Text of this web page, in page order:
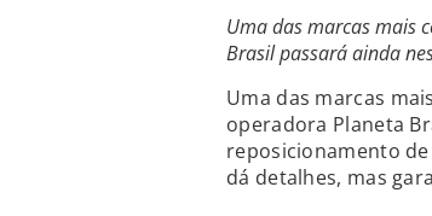
Uma das marcas mais
Brasil passará ainda
Uma das marcas
operadora Planeta
reposicionamento
dá detalhes, mas